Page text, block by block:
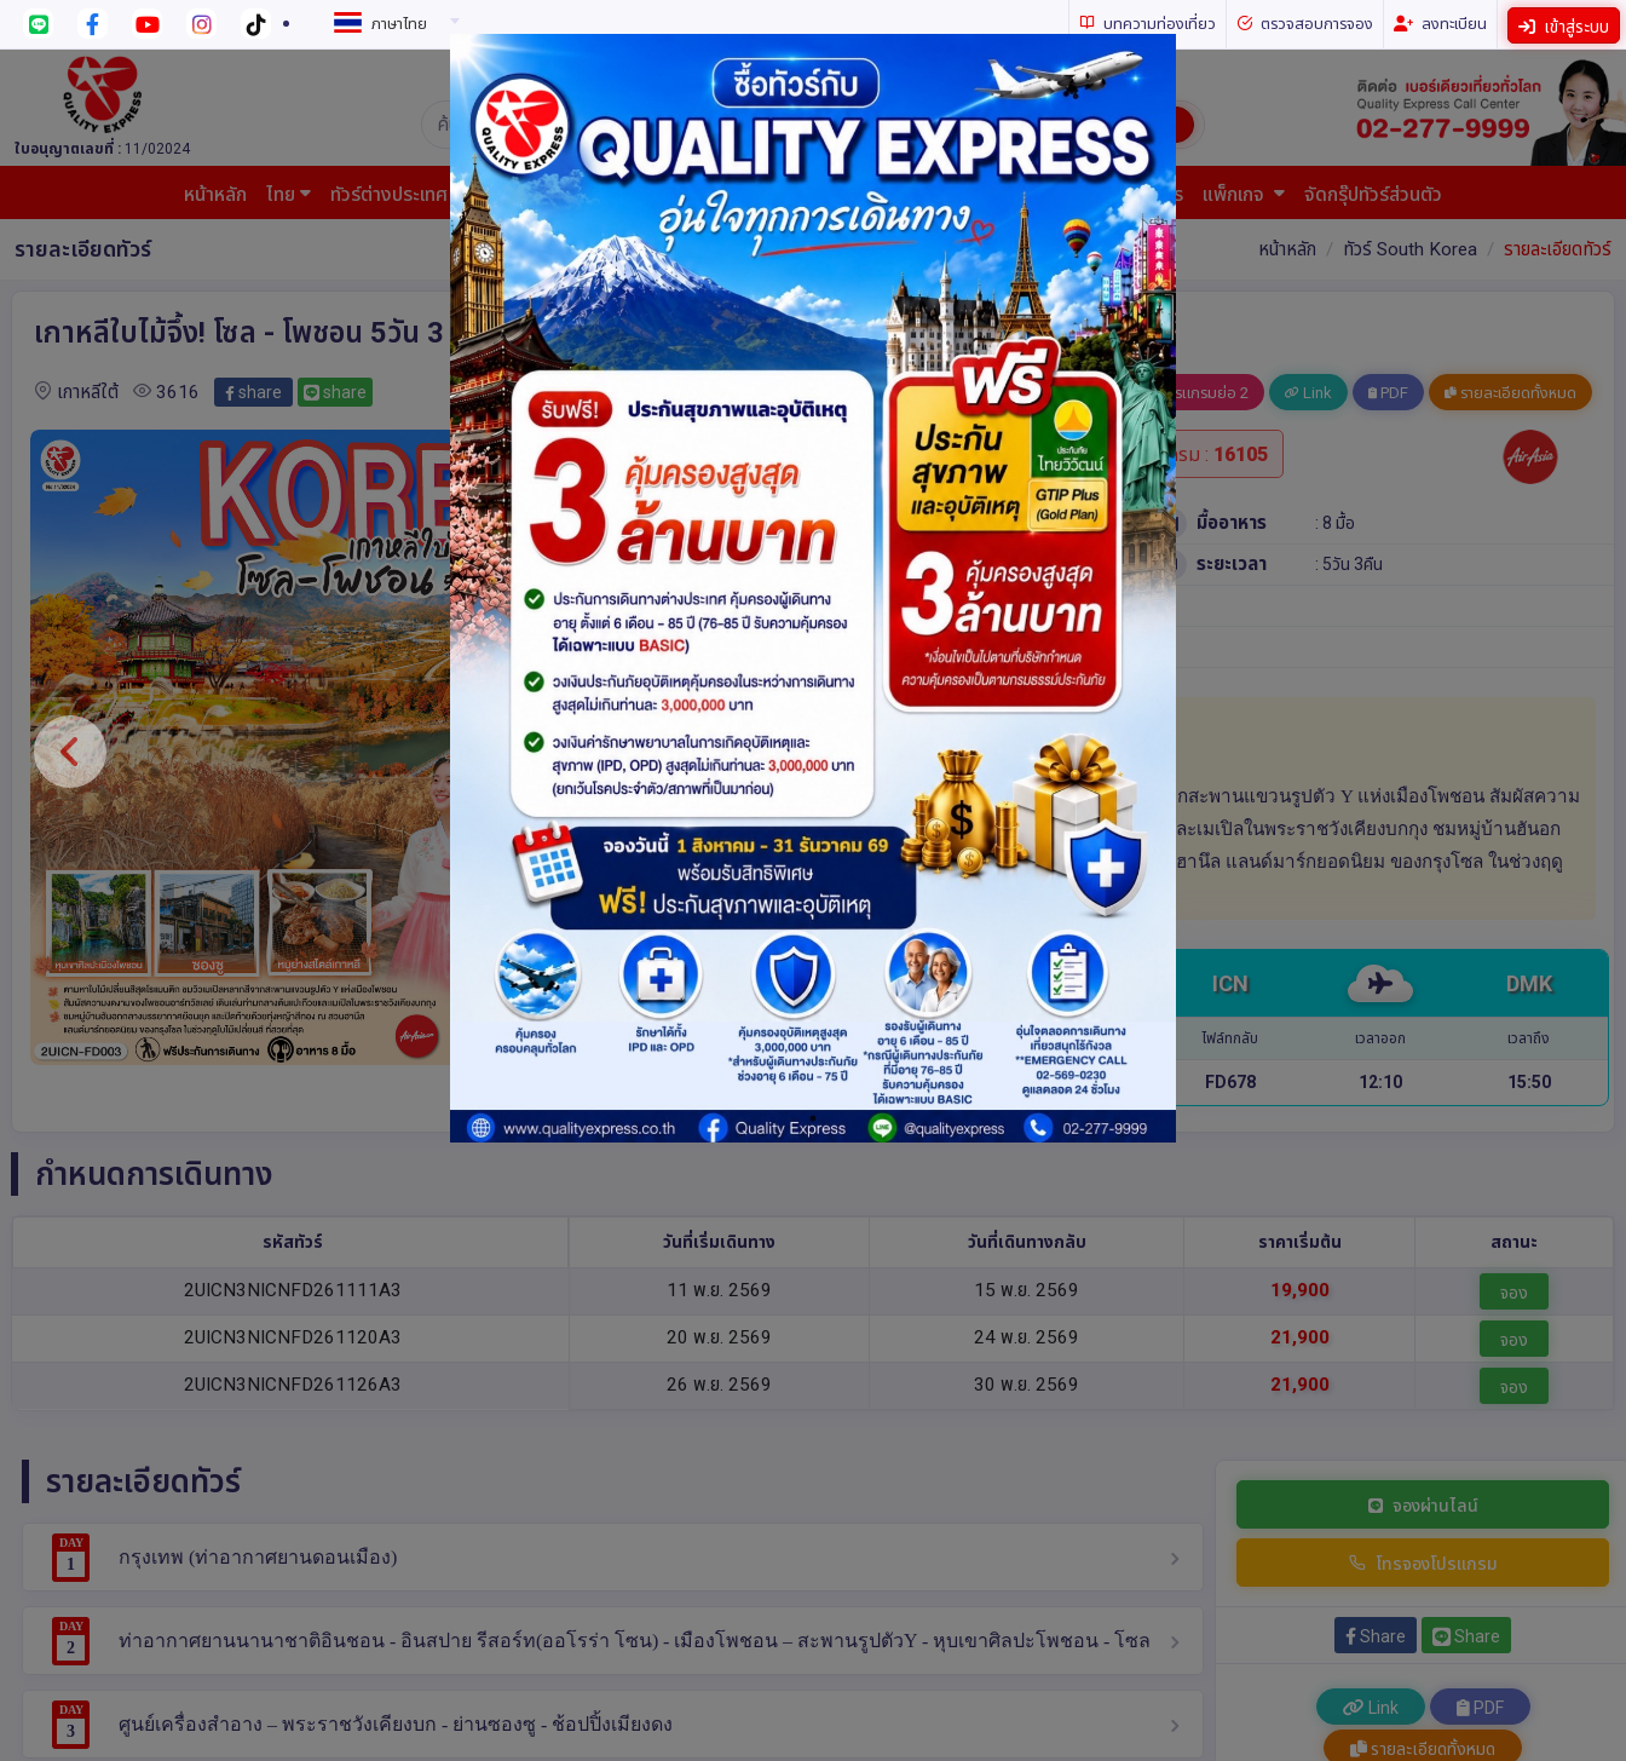
ภาษาไทย บทความท่องเที่ยว ตรวจสอบการจอง ลงทะเบียน เข้าสู่ระบบ
ใบอนุญาตเลขที่ : 11/02024
บริษัท ควอลิตี้ เอ็กซ์เพรส จำกัด ผู้เชี่ยวชาญด้านการท่องเที่ยว ทัวร์ ในประเทศ และ ต่างประเทศ (เที่ยวทั่วโลก)
หน้าหลัก ไทย ทัวร์ต่างประเทศ บินต้นทาง แพ็กเกจทัวร์ บัตรเข้าชม JR Pass เรือสำราญ บริการยื่นเอกสาร แพ็กเกจ จัดกรุ๊ปทัวร์ส่วนตัว
รายละเอียดทัวร์ หน้าหลัก ทัวร์ South Korea รายละเอียดทัวร์
เกาหลีใบไม้จึ้ง! โซล - โพชอน 5วัน 3 คืน โดยสายการบินแอร์เอเชีย (FD) เข้าร้านช็อปปิ้ง
เกาหลีใต้ 3616 share share โปรแกรมย่อ 1 โปรแกรมย่อ 2 Link PDF รายละเอียดทั้งหมด
เริ่มต้น ฿19,900 ดูโปรแกรมทัวร์ รหัสโปรแกรม : 16105
รหัสทัวร์ : 2UICN-FD003 มื้ออาหาร : 8 มื้อ
สายการบิน : Thai AirAsia ระยะเวลา : 5วัน 3คืน
Product : 2UCenter
คย็องกี
Highlight
ตามหาใบไม้เปลี่ยนสีสุดโรแมนติก ชมวิวเมเปิลหลากสีจากสะพานแขวนรูปตัว Y แห่งเมืองโพชอน สัมผัสความ
งดงามของโพชอนอาร์ทวัลเลย์ เดินเล่นท่ามกลางต้นแปะก๊วยและเมเปิลในพระราชวังเคียงบกกุง ชมหมู่บ้านฮันอก
กลางบรรยากาศย้อนยุค และปิดท้ายด้วยทุ่งหญ้าสีทอง ณ สวนฮานึล แลนด์มาร์กยอดนิยม ของกรุงโซล ในช่วงฤดู
ใบไม้เปลี่ยนสี ที่สวยที่สุด
DMK ICN
ไฟล์ทไป เวลาออก เวลาถึง
FD677 02:35 10:35
ICN DMK
ไฟล์ทกลับ เวลาออก เวลาถึง
FD678 12:10 15:50
กำหนดการเดินทาง
รหัสทัวร์ วันที่เริ่มเดินทาง วันที่เดินทางกลับ ราคาเริ่มต้น สถานะ
2UICN3NICNFD261111A3 11 พ.ย. 2569 15 พ.ย. 2569 19,900 จอง
2UICN3NICNFD261120A3 20 พ.ย. 2569 24 พ.ย. 2569 21,900 จอง
2UICN3NICNFD261126A3 26 พ.ย. 2569 30 พ.ย. 2569 21,900 จอง
รายละเอียดทัวร์
DAY
1 กรุงเทพ (ท่าอากาศยานดอนเมือง)
DAY
2 ท่าอากาศยานนานาชาติอินชอน - อินสปาย รีสอร์ท(ออโรร่า โซน) - เมืองโพชอน – สะพานรูปตัวY - หุบเขาศิลปะโพชอน - โซล
DAY
3 ศูนย์เครื่องสำอาง – พระราชวังเคียงบก - ย่านซองซู - ช้อปปิ้งเมียงดง
จองผ่านไลน์
โทรจองโปรแกรม
Share Share
Link PDF
รายละเอียดทั้งหมด